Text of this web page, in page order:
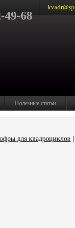
49-68
Полезные статьи
для квадроциклов